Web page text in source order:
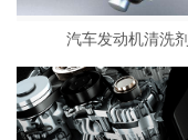
汽车发动机清洗剂